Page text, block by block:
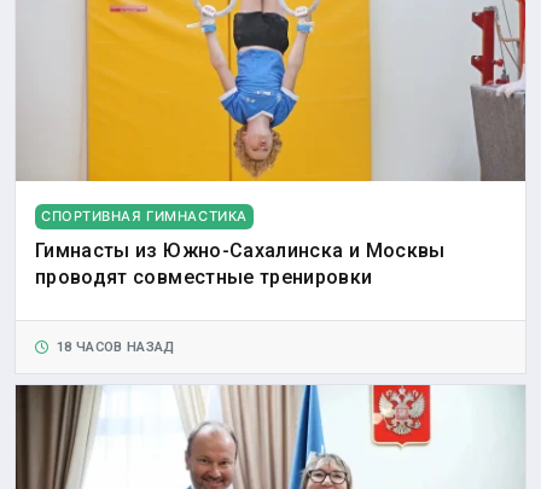
СПОРТИВНАЯ ГИМНАСТИКА
Гимнасты из Южно-Сахалинска и Москвы
проводят совместные тренировки
18 ЧАСОВ НАЗАД